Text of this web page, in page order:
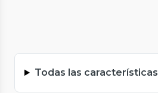
Todas las características